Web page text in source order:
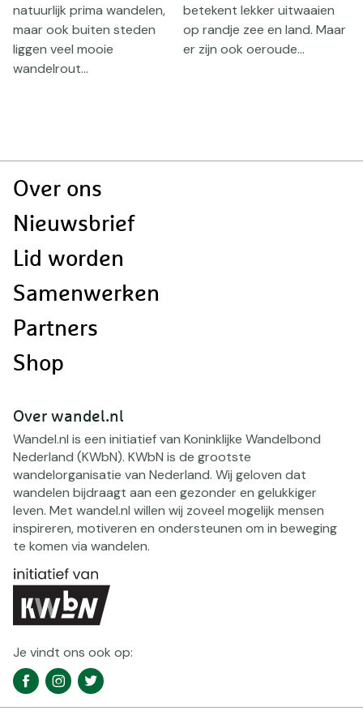
natuurlijk prima wandelen,
maar ook buiten steden
liggen veel mooie
wandelrout...
betekent lekker uitwaaien
op randje zee en land. Maar
er zijn ook oeroude...
Doormat
Over ons
Nieuwsbrief
Lid worden
Samenwerken
Partners
Shop
Over wandel.nl
Wandel.nl is een initiatief van Koninklijke Wandelbond
Nederland (KWbN). KWbN is de grootste
wandelorganisatie van Nederland. Wij geloven dat
wandelen bijdraagt aan een gezonder en gelukkiger
leven. Met wandel.nl willen wij zoveel mogelijk mensen
inspireren, motiveren en ondersteunen om in beweging
te komen via wandelen.
Je vindt ons ook op:
Social
media
FacebookInstagramTwitter